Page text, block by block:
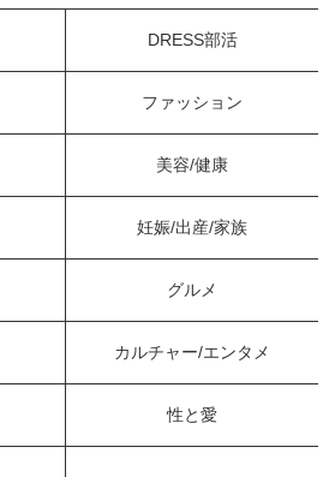
DRESS部活
ファッション
美容/健康
妊娠/出産/家族
グルメ
カルチャー/エンタメ
性と愛